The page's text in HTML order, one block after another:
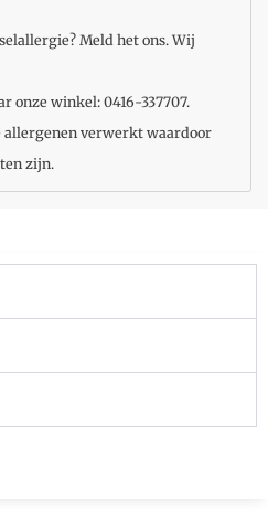
Meld het ons. Wij
onze winkel: 0416-337707.
verwerkt waardoor
zijn.